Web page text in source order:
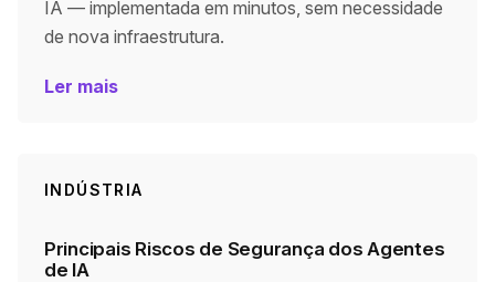
IA — implementada em minutos, sem necessidade
de nova infraestrutura.
Ler mais
INDÚSTRIA
Principais Riscos de Segurança dos Agentes
de IA